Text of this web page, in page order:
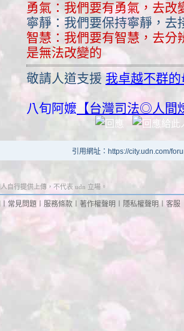
勇氣：我們要有勇氣，去改
寧靜：我們要保持寧靜，去
智慧：我們要有智慧，去分
是無法改變的
敬請人道支援 我卓越不群的
八旬阿嬤 【台灣司法◎人間
引用網址：https://city.udn.com/
自行提供上傳，不代表 udn 立場。
常見問題 服務條款 著作權聲明 隱私權聲明 客服